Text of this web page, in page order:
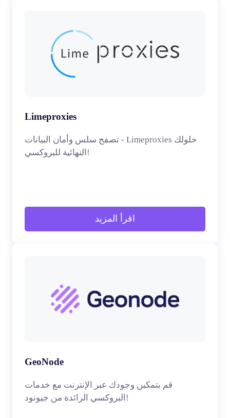
Limeproxies
تصفح سلس وأمان البيانات - Limeproxies حلولك
النهائية للبروكسي!
اقرأ المزيد
GeoNode
قم بتمكين وجودك عبر الإنترنت مع خدمات
البروكسي الرائدة من جيونود!